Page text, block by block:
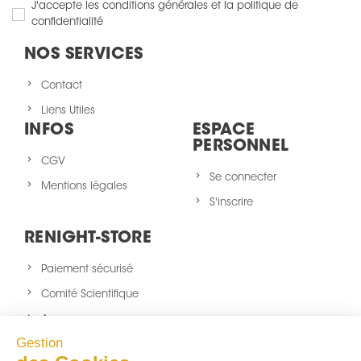
Gestion
J'accepte les conditions générales et la politique de
confidentialité
NOS SERVICES
Contact
Liens Utiles
INFOS
CGV
Mentions légales
ESPACE
PERSONNEL
Se connecter
S'inscrire
RENIGHT-STORE
Paiement sécurisé
Comité Scientifique
Nouveaux produits